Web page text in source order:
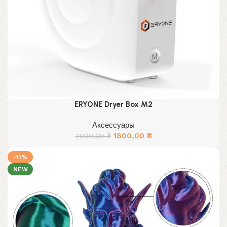
ERYONE Dryer Box M2
Аксессуары
2000,00₴ Первоначальная
2000,00 ₴.
1800,00 ₴Текущая
-11%
NEW